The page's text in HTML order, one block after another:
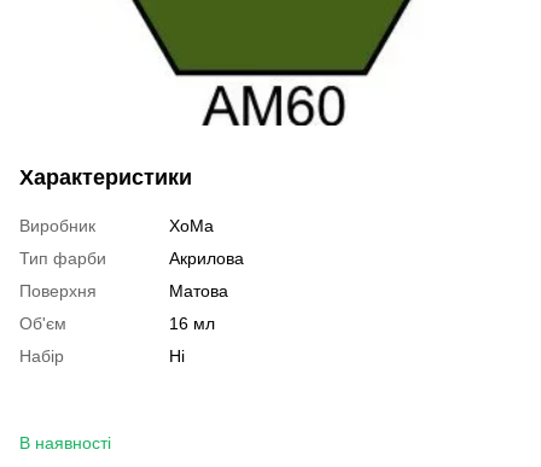
Характеристики
Виробник
ХоМа
Тип фарби
Акрилова
Поверхня
Матова
Об'єм
16 мл
Набір
Ні
В наявності